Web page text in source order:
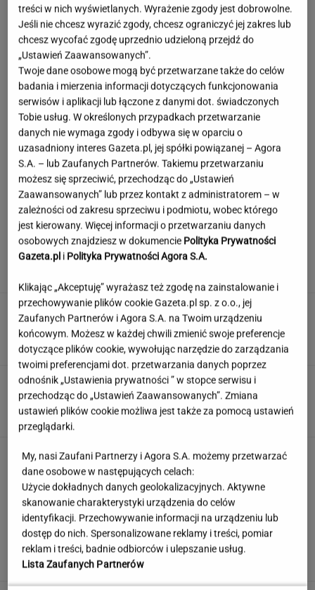
Matki znalazły sposób, aby
dorobić. Dzieci są tu atutem
Kulinarny quiz logiczny. Dopasujesz składnik
do potrawy?
"Mam nadzieję, że zrobią trzecią część". Po 20
latach wywołał burzę
Jedno przekonanie może utrudniać życie
osobom z astygmatyzmem. Zwłaszcza latem
MATERIAŁ PROMOCYJNY
Uruchomili "Tindera dla
medyków". Szybko zgłosili się też adwokaci
SUBSKRYPCJA
treści w nich wyświetlanych. Wyrażenie zgody jest dobrowolne.
Jeśli nie chcesz wyrazić zgody, chcesz ograniczyć jej zakres lub
chcesz wycofać zgodę uprzednio udzieloną przejdź do
„Ustawień Zaawansowanych”.
Twoje dane osobowe mogą być przetwarzane także do celów
badania i mierzenia informacji dotyczących funkcjonowania
serwisów i aplikacji lub łączone z danymi dot. świadczonych
Tobie usług. W określonych przypadkach przetwarzanie
danych nie wymaga zgody i odbywa się w oparciu o
uzasadniony interes Gazeta.pl, jej spółki powiązanej – Agora
S.A. – lub Zaufanych Partnerów. Takiemu przetwarzaniu
możesz się sprzeciwić, przechodząc do „Ustawień
Zaawansowanych” lub przez kontakt z administratorem – w
zależności od zakresu sprzeciwu i podmiotu, wobec którego
jest kierowany. Więcej informacji o przetwarzaniu danych
osobowych znajdziesz w dokumencie Polityka Prywatności
Gazeta.pl i Polityka Prywatności Agora S.A.
Klikając „Akceptuję” wyrażasz też zgodę na zainstalowanie i
przechowywanie plików cookie Gazeta.pl sp. z o.o., jej
Zaufanych Partnerów i Agora S.A. na Twoim urządzeniu
końcowym. Możesz w każdej chwili zmienić swoje preferencje
dotyczące plików cookie, wywołując narzędzie do zarządzania
twoimi preferencjami dot. przetwarzania danych poprzez
odnośnik „Ustawienia prywatności ” w stopce serwisu i
przechodząc do „Ustawień Zaawansowanych”. Zmiana
ustawień plików cookie możliwa jest także za pomocą ustawień
przeglądarki.
My, nasi Zaufani Partnerzy i Agora S.A. możemy przetwarzać
dane osobowe w następujących celach:
Użycie dokładnych danych geolokalizacyjnych. Aktywne
skanowanie charakterystyki urządzenia do celów
identyfikacji. Przechowywanie informacji na urządzeniu lub
dostęp do nich. Spersonalizowane reklamy i treści, pomiar
reklam i treści, badnie odbiorców i ulepszanie usług.
Lista Zaufanych Partnerów